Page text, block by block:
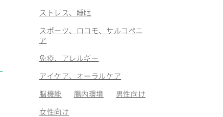
ストレス、睡眠
スポーツ、ロコモ、サルコペニ
ア
免疫、アレルギー
アイケア、オーラルケア
脳機能
腸内環境
男性向け
女性向け